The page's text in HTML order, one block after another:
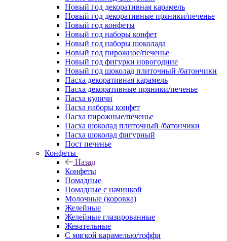
Новый год декоративная карамель
Новый год декоративные пряники/печенье
Новый год конфеты
Новый год наборы конфет
Новый год наборы шоколада
Новый год пирожное/печенье
Новый год фигурки новогодние
Новый год шоколад плиточный /батончики
Пасха декоративная карамель
Пасха декоративные пряники/печенье
Пасха куличи
Пасха наборы конфет
Пасха пирожные/печенье
Пасха шоколад плиточный /батончики
Пасха шоколад фигурный
Пост печенье
Конфеты
Назад
Конфеты
Помадные
Помадные с начинкой
Молочные (коровка)
Желейные
Желейные глазированные
Жевательные
С мягкой карамелью/тоффи